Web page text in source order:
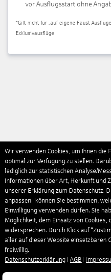
vor Ausflugsstart ohne
*Gilt nicht für „auf eigene Faust
Exklusivausflüge
Wir verwenden Cookies, um Ihnen die
optimal zur Verfügung zu stellen.
lediglich zur statistischen Analyse/
Informationen über Art, Herkunft und
unserer Erklärung zum Datenschutz.
anpassen" können Sie bestimmen,
Einwilligung verwenden dürfen. Sie
Möglichkeit, dem Einsatz von
widersprechen. Durch Klick auf
aller auf dieser Website einsetzbaren
freiwillig.
Datenschutzerklärung
AGB